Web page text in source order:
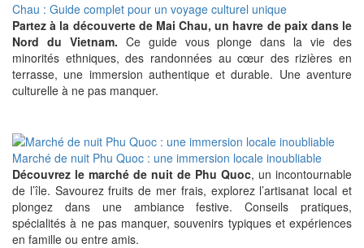
Chau : Guide complet pour un voyage culturel unique
Partez à la découverte de Mai Chau, un havre de paix dans le
Nord du Vietnam. Ce guide vous plonge dans la vie des
minorités ethniques, des randonnées au cœur des rizières en
terrasse, une immersion authentique et durable. Une aventure
culturelle à ne pas manquer.
Marché de nuit Phu Quoc : une immersion locale inoubliable
Découvrez le marché de nuit de Phu Quoc, un incontournable
de l’île. Savourez fruits de mer frais, explorez l’artisanat local et
plongez dans une ambiance festive. Conseils pratiques,
spécialités à ne pas manquer, souvenirs typiques et expériences
en famille ou entre amis.